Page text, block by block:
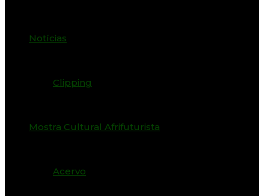
Notícias
Clipping
Mostra Cultural Afrifuturista
Acervo